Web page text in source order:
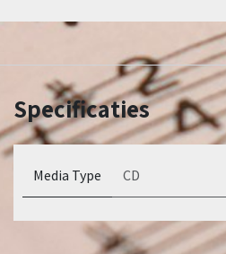
Specificaties
Media Type CD